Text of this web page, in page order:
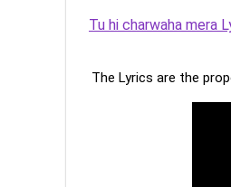
Tu hi charwaha mera
The Lyrics are the